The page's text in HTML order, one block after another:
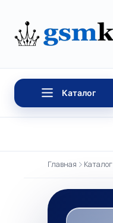
Каталог
Главная Каталог